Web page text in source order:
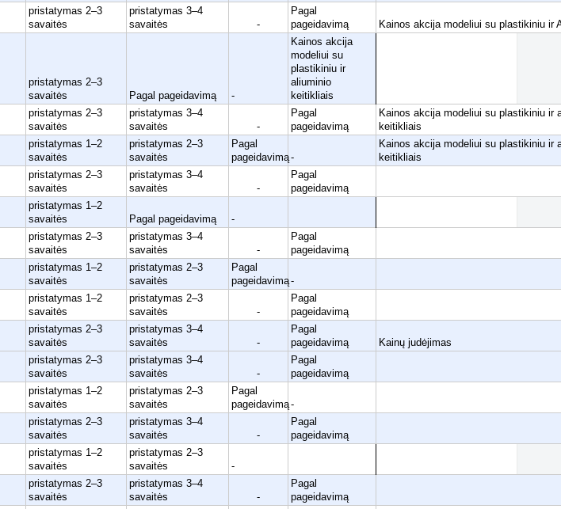
pristatymas 2–3
savaitės
pristatymas 3–4
savaitės
-
Pagal
pageidavimą
Kainos akcija modeliui su plastikiniu ir
pristatymas 2–3
savaitės
Pagal pageidavimą -
Kainos akcija
modeliui su
plastikiniu ir
aliuminio
keitikliais
pristatymas 2–3
savaitės
pristatymas 3–4
savaitės
-
Pagal
pageidavimą
Kainos akcija modeliui su plastikiniu ir
keitikliais
pristatymas 1–2
savaitės
pristatymas 2–3
savaitės
Pagal
pageidavimą-
Kainos akcija modeliui su plastikiniu ir
keitikliais
pristatymas 2–3
savaitės
pristatymas 3–4
savaitės
-
Pagal
pageidavimą
pristatymas 1–2
savaitės
Pagal pageidavimą -
pristatymas 2–3
savaitės
pristatymas 3–4
savaitės
-
Pagal
pageidavimą
pristatymas 1–2
savaitės
pristatymas 2–3
savaitės
Pagal
pageidavimą-
pristatymas 1–2
savaitės
pristatymas 2–3
savaitės
-
Pagal
pageidavimą
pristatymas 2–3
savaitės
pristatymas 3–4
savaitės
-
Pagal
pageidavimą
Kainų judėjimas
pristatymas 2–3
savaitės
pristatymas 3–4
savaitės
-
Pagal
pageidavimą
pristatymas 1–2
savaitės
pristatymas 2–3
savaitės
Pagal
pageidavimą-
pristatymas 2–3
savaitės
pristatymas 3–4
savaitės
-
Pagal
pageidavimą
pristatymas 1–2
savaitės
pristatymas 2–3
savaitės
-
pristatymas 2–3
savaitės
pristatymas 3–4
savaitės
-
Pagal
pageidavimą